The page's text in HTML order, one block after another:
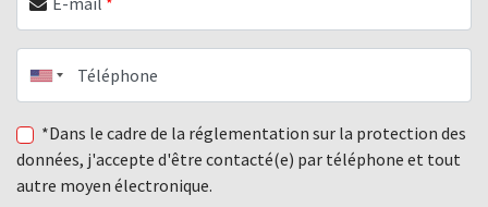
Téléphone
*Dans le cadre de la réglementation sur la protection des
données, j'accepte d'être contacté(e) par téléphone et tout
autre moyen électronique.